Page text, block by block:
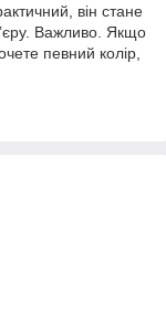
він стане
Важливо. Якщо
певний колір,